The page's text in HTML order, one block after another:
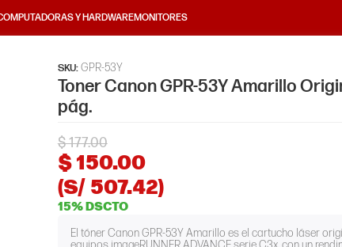
Y HARDWAREMONITORES
SKU:GPR-53Y
Toner Canon GPR-53Y Amarillo
pág.
$177.00
$150.00
(S/ 507.42)
15% DSCTO
El tóner Canon GPR-53Y Amarillo es el cartucho láser